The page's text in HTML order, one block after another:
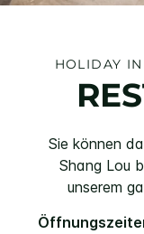
HOLIDAY
Sie können
Shang Lou
unserem